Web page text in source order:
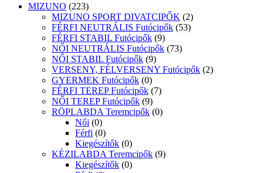
MIZUNO (223)
MIZUNO SPORT DIVATCIPŐK (2)
FÉRFI NEUTRÁLIS Futócipők (53)
FÉRFI STABIL Futócipők (9)
NŐI NEUTRÁLIS Futócipők (73)
NŐI STABIL Futócipők (9)
VERSENY, FÉLVERSENY Futócipők (2)
GYERMEK Futócipők (0)
FÉRFI TEREP Futócipők (7)
NŐI TEREP Futócipők (9)
RÖPLABDA Teremcipők (0)
Női (0)
Férfi (0)
Kiegészítők (0)
KÉZILABDA Teremcipők (9)
Kiegészítők (0)